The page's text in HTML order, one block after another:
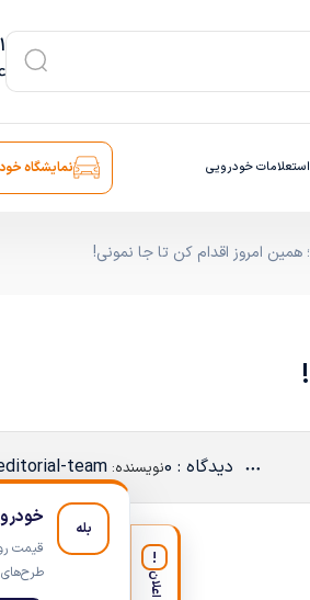
استعلامات خودرویی نمایشگاه
دیدگاه : 0 نویسنده: team
!
اعلان
بله
قیمت
طرح‌های